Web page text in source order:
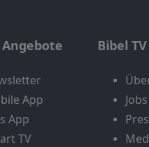
App
App
TV
Bibel TV
Jobs